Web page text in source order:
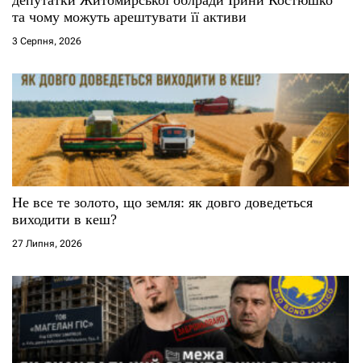
і
та чому можуть арештувати її активи
3 Серпня, 2026
Не все те золото, що земля: як довго доведеться
виходити в кеш?
27 Липня, 2026